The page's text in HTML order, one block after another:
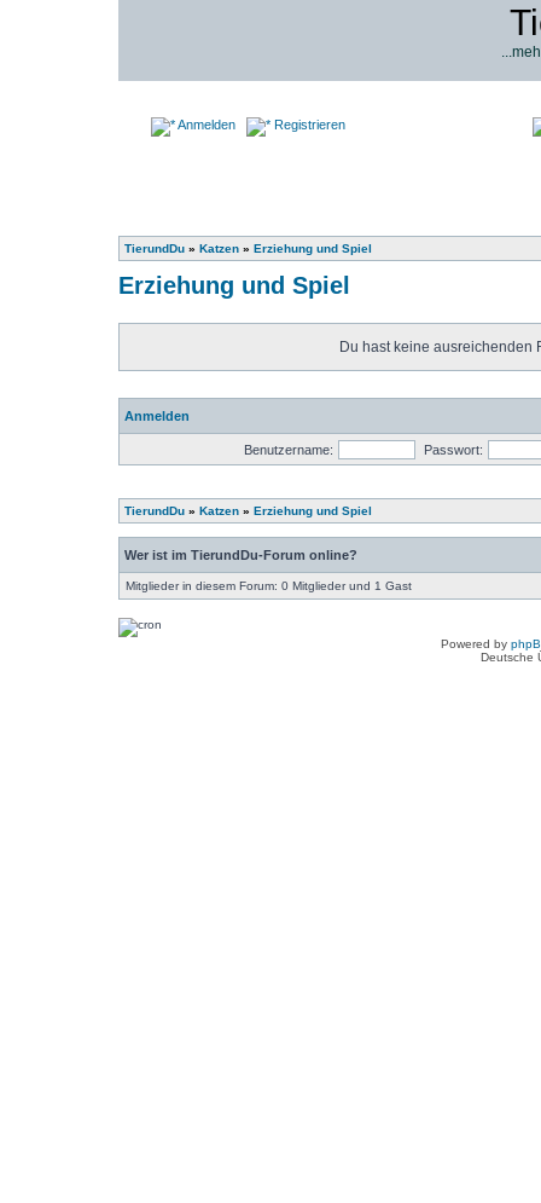
Anmelden Registrieren
TierundDu » Katzen » Erziehung und Spiel
Erziehung und Spiel
Du hast keine ausreichenden
Anmelden
Benutzername: Passwort:
TierundDu » Katzen » Erziehung und Spiel
Wer ist im TierundDu-Forum online?
Mitglieder in diesem Forum: 0 Mitglieder und 1 Gast
Powered by
Deutsche